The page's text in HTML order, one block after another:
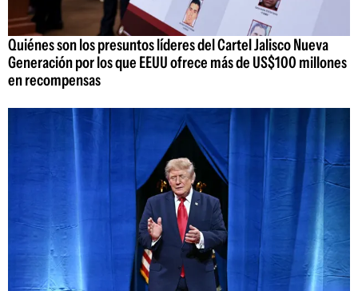
Quiénes son los presuntos líderes del Cartel Jalisco Nueva
Generación por los que EEUU ofrece más de US$100 millones
en recompensas